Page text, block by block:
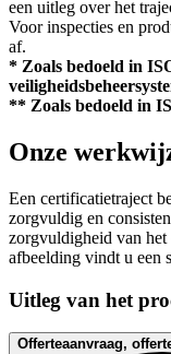
een uitleg over het
Voor inspecties en
af.
* Zoals bedoeld in
** Zoals bedoeld in
Onze
Een certificatietraject
zorgvuldig en
zorgvuldigheid van het
afbeelding vindt u een
Uitleg van het
Offerteaanvraag,